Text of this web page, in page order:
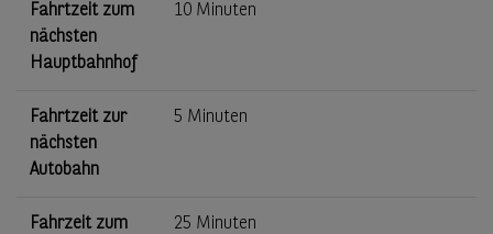
Fahrtzeit zum
nächsten
Hauptbahnhof
10 Minuten
Fahrtzeit zur
nächsten
Autobahn
5 Minuten
Fahrzeit zum
25 Minuten